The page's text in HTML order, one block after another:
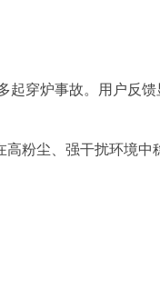
穿炉事故。用户反
粉尘、强干扰环境